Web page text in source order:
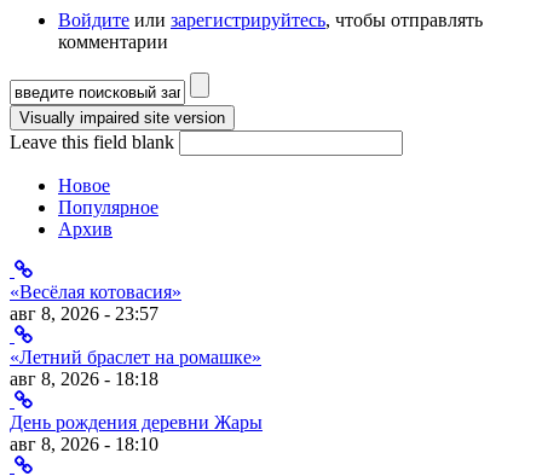
Войдите или зарегистрируйтесь, чтобы отправлять
комментарии
Форма поиска
Leave this field blank
Новое
Популярное
Архив
«Весёлая котовасия»
авг 8, 2026 - 23:57
«Летний браслет на ромашке»
авг 8, 2026 - 18:18
День рождения деревни Жары
авг 8, 2026 - 18:10